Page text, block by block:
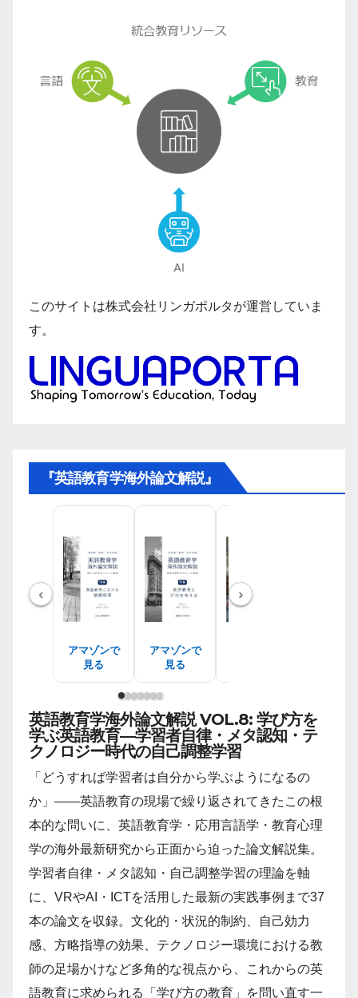
このサイトは株式会社リンガポルタが運営していま
す。
『英語教育学海外論文解説』
‹
アマゾンで
見る
アマゾンで
見る
›
英語教育学海外論文解説 VOL.8: 学び方を
学ぶ英語教育―学習者自律・メタ認知・テ
クノロジー時代の自己調整学習
「どうすれば学習者は自分から学ぶようになるの
か」――英語教育の現場で繰り返されてきたこの根
本的な問いに、英語教育学・応用言語学・教育心理
学の海外最新研究から正面から迫った論文解説集。
学習者自律・メタ認知・自己調整学習の理論を軸
に、VRやAI・ICTを活用した最新の実践事例まで37
本の論文を収録。文化的・状況的制約、自己効力
感、方略指導の効果、テクノロジー環境における教
師の足場かけなど多角的な視点から、これからの英
語教育に求められる「学び方の教育」を問い直す一